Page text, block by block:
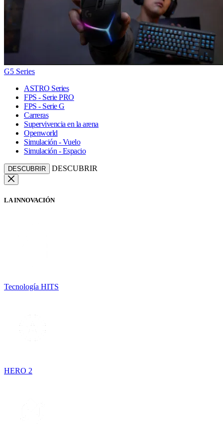
G5 Series
ASTRO Series
FPS - Serie PRO
FPS - Serie G
Carreras
Supervivencia en la arena
Openworld
Simulación - Vuelo
Simulación - Espacio
DESCUBRIR DESCUBRIR
LA INNOVACIÓN
Tecnología HITS
HERO 2